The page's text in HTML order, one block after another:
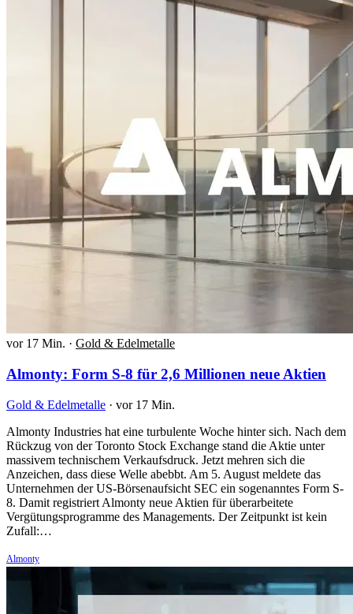
vor 17 Min. · Gold & Edelmetalle
Almonty: Form S-8 für 2,6 Millionen neue Aktien
Gold & Edelmetalle · vor 17 Min.
Almonty Industries hat eine turbulente Woche hinter sich. Nach dem
Rückzug von der Toronto Stock Exchange stand die Aktie unter
massivem technischem Verkaufsdruck. Jetzt mehren sich die
Anzeichen, dass diese Welle abebbt. Am 5. August meldete das
Unternehmen der US-Börsenaufsicht SEC ein sogenanntes Form S-
8. Damit registriert Almonty neue Aktien für überarbeitete
Vergütungsprogramme des Managements. Der Zeitpunkt ist kein
Zufall:…
Almonty